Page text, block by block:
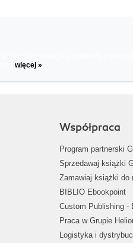
więcej »
Współpraca
Program partnerski
Sprzedawaj książki
Zamawiaj książki do
BIBLIO Ebookpoint
Custom Publishing -
Praca w Grupie
Logistyka i